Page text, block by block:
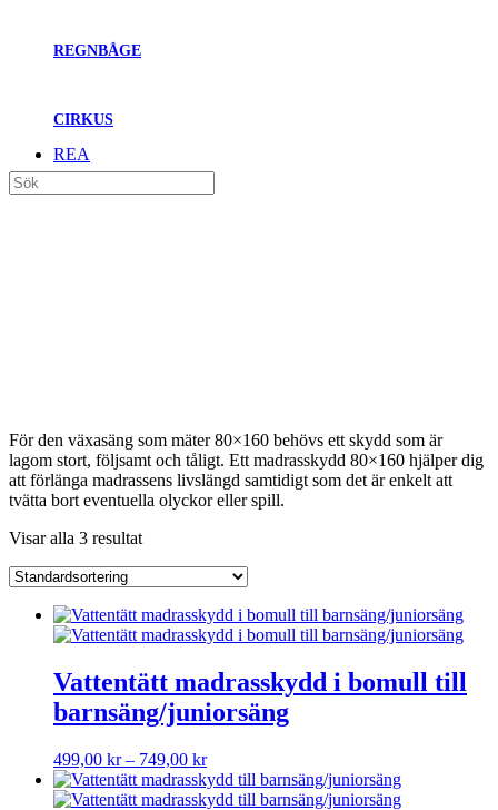
REGNBÅGE
CIRKUS
REA
För den växasäng som mäter 80×160 behövs ett skydd som är
lagom stort, följsamt och tåligt. Ett madrasskydd 80×160 hjälper dig
att förlänga madrassens livslängd samtidigt som det är enkelt att
tvätta bort eventuella olyckor eller spill.
Visar alla 3 resultat
Vattentätt madrasskydd i bomull till
barnsäng/juniorsäng
499,00 kr – 749,00 krPrisintervall:
499,00 kr
till
Den
här
produkten